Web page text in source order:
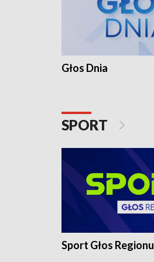
Głos Dnia
SPORT
Sport Głos Regionu